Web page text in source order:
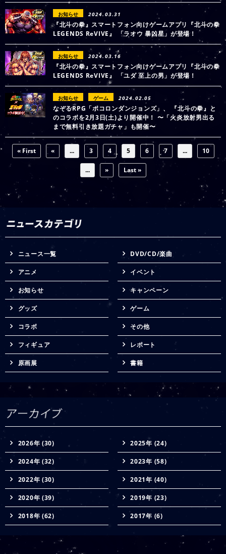
お知らせ 2024.03.31
『北斗の拳』スマートフォン向けゲームアプリ『北斗の拳
LEGENDS ReVIVE』 「ラオウ 暴凶星」が登場！
お知らせ 2024.03.16
『北斗の拳』スマートフォン向けゲームアプリ『北斗の拳
LEGENDS ReVIVE』 「ユダ 至上の男」が登場！
お知らせ ゲーム 2024.02.05
なぞるRPG「ポコロンダンジョンズ」、 『北斗の拳』と
のコラボを2月3日(土)より開催中！ 〜「火炎放射男出る
まで無料引き放題ガチャ」も開催〜
« First « ... 3 4 5 6 7 ... 10
... » Last »
ニュース一覧 DVD/CD/楽曲
アニメ イベント
お知らせ キャンペーン
グッズ ゲーム
コラボ その他
フィギュア レポート
原画展 書籍
2026年 (30) 2025年 (24)
2024年 (32) 2023年 (58)
2022年 (30) 2021年 (40)
2020年 (39) 2019年 (23)
2018年 (62) 2017年 (6)